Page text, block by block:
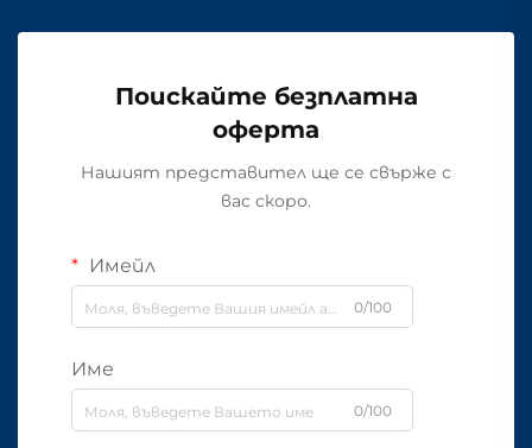
Поискайте безплатна
оферта
Нашият представител ще се свърже с
вас скоро.
Имейл
0/100
Име
0/100